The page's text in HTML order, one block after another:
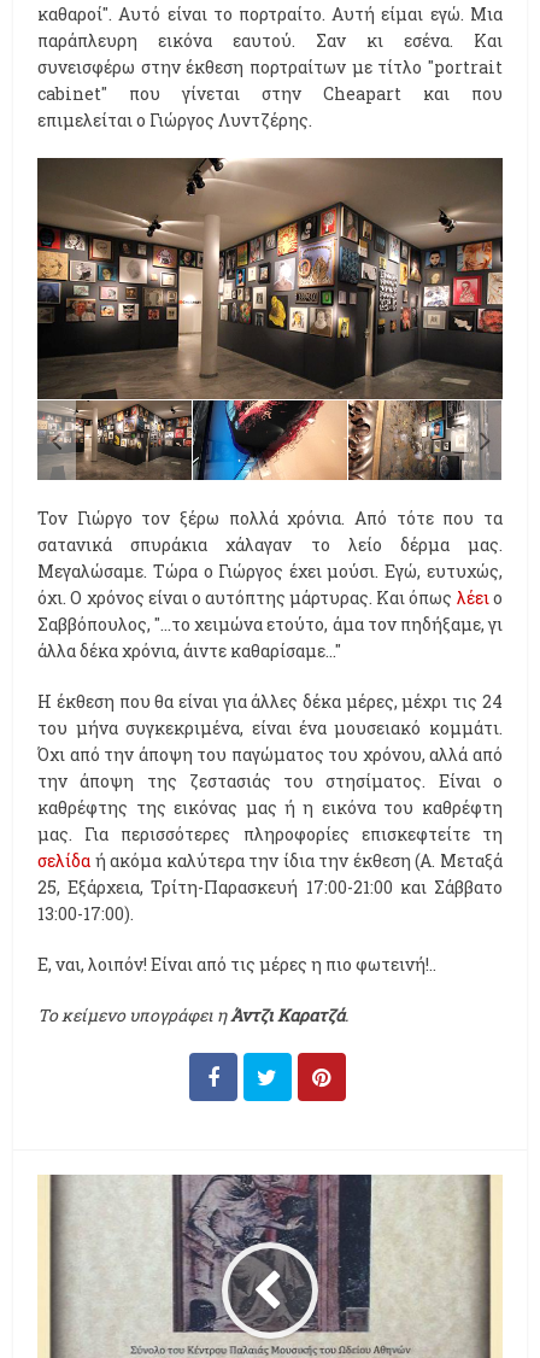
καθαροί". Αυτό είναι το πορτραίτο. Αυτή είμαι εγώ. Μια
παράπλευρη εικόνα εαυτού. Σαν κι εσένα. Και
συνεισφέρω στην έκθεση πορτραίτων με τίτλο "portrait
cabinet" που γίνεται στην Cheapart και που
επιμελείται ο Γιώργος Λυντζέρης.
Τον Γιώργο τον ξέρω πολλά χρόνια. Από τότε που τα
σατανικά σπυράκια χάλαγαν το λείο δέρμα μας.
Μεγαλώσαμε. Τώρα ο Γιώργος έχει μούσι. Εγώ, ευτυχώς,
όχι. Ο χρόνος είναι ο αυτόπτης μάρτυρας. Και όπως λέειο
Σαββόπουλος, "...το χειμώνα ετούτο, άμα τον πηδήξαμε, γι
άλλα δέκα χρόνια, άιντε καθαρίσαμε..."
Η έκθεση που θα είναι για άλλες δέκα μέρες, μέχρι τις 24
του μήνα συγκεκριμένα, είναι ένα μουσειακό κομμάτι.
Όχι από την άποψη του παγώματος του χρόνου, αλλά από
την άποψη της ζεστασιάς του στησίματος. Είναι ο
καθρέφτης της εικόνας μας ή η εικόνα του καθρέφτη
μας. Για περισσότερες πληροφορίες επισκεφτείτε τη
σελίδα ή ακόμα καλύτερα την ίδια την έκθεση (Α. Μεταξά
25, Εξάρχεια, Τρίτη-Παρασκευή 17:00-21:00 και Σάββατο
13:00-17:00).
Ε, ναι, λοιπόν! Είναι από τις μέρες η πιο φωτεινή!..
Το κείμενο υπογράφει ηΆντζι Καρατζά.